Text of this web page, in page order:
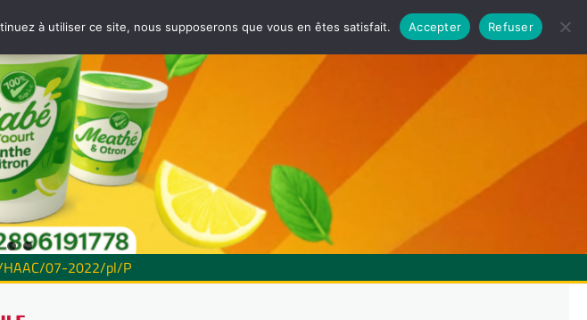
HAAC/07-2022/pl/P
à utiliser ce site, nous supposerons que vous en êtes satisfait. Accepter Refuser